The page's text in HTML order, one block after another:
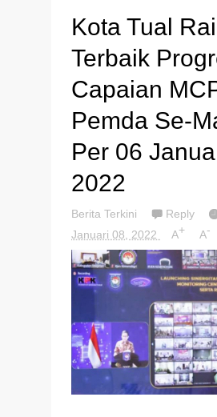
Kota Tual
Terbaik
Capaian
Pemda Se-
Per 06
2022
Berita Terkini Reply
Januari 08, 2022
A+ A-